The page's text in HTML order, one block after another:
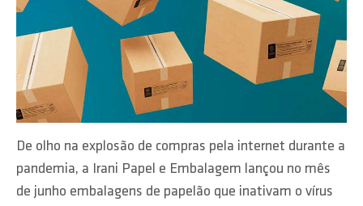
De olho na explosão de compras pela internet durante a
pandemia, a Irani Papel e Embalagem lançou no mês
de junho embalagens de papelão que inativam o vírus